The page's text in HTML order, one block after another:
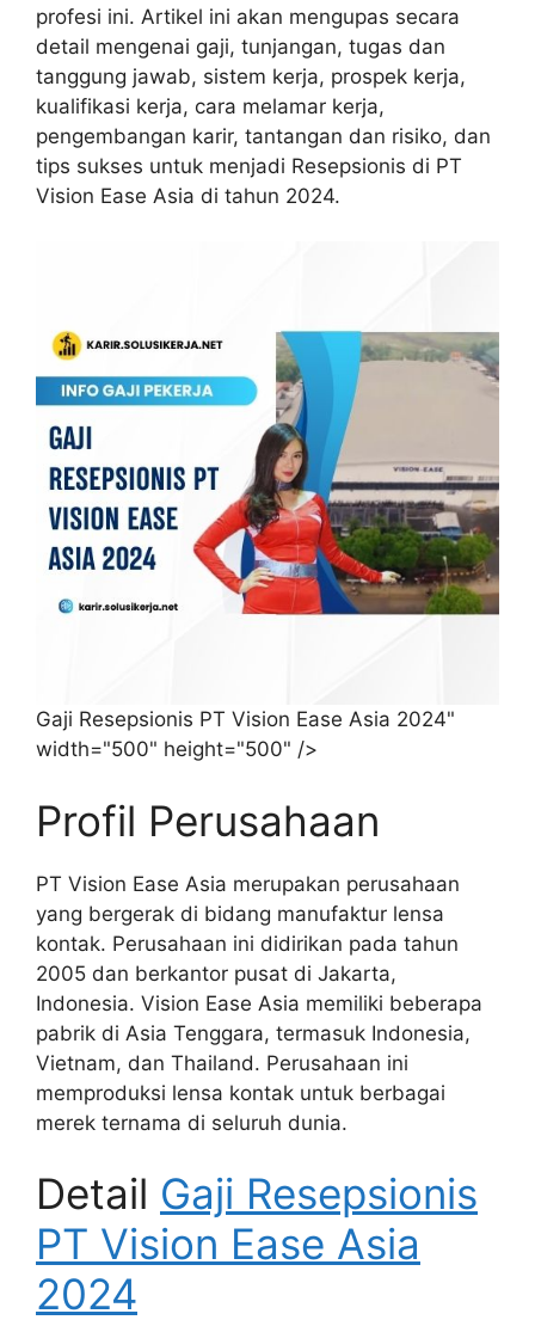
profesi ini. Artikel ini akan mengupas secara
detail mengenai gaji, tunjangan, tugas dan
tanggung jawab, sistem kerja, prospek kerja,
kualifikasi kerja, cara melamar kerja,
pengembangan karir, tantangan dan risiko, dan
tips sukses untuk menjadi Resepsionis di PT
Vision Ease Asia di tahun 2024.
Gaji Resepsionis PT Vision Ease Asia 2024"
width="500" height="500" />
Profil Perusahaan
PT Vision Ease Asia merupakan perusahaan
yang bergerak di bidang manufaktur lensa
kontak. Perusahaan ini didirikan pada tahun
2005 dan berkantor pusat di Jakarta,
Indonesia. Vision Ease Asia memiliki beberapa
pabrik di Asia Tenggara, termasuk Indonesia,
Vietnam, dan Thailand. Perusahaan ini
memproduksi lensa kontak untuk berbagai
merek ternama di seluruh dunia.
Detail Gaji Resepsionis
PT Vision Ease Asia
2024